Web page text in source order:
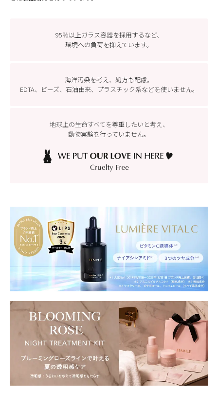
95％以上ガラス容器を採用するなど、
環境への負荷を抑えています。
海洋汚染を考え、処方も配慮。
EDTA、ビーズ、石油由来、プラスチック系などを使いません。
地球上の生命すべてを尊重したいと考え、
動物実験を行っていません。